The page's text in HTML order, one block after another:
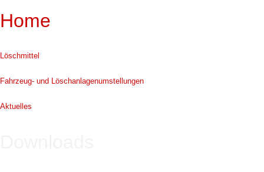
Home
Löschmittel
Fahrzeug- und Löschanlagenumstellungen
Aktuelles